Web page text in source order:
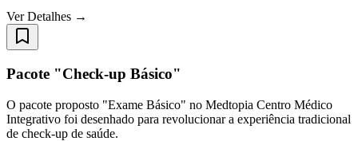
Ver Detalhes →
Pacote "Check-up Básico"
O pacote proposto "Exame Básico" no Medtopia Centro Médico
Integrativo foi desenhado para revolucionar a experiência tradicional
de check-up de saúde.